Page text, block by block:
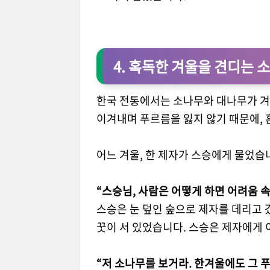
4. 혹독한 겨울을 견디는
한국 전통에서는 소나무와 대나무가
이겨내며 푸르름을 잃지 않기 때문에,
어느 겨울, 한 제자가 스승에게 물었습
“스승님, 사람은 어떻게 하면 어려움
스승은 눈 덮인 숲으로 제자를 데리고
꿋이 서 있었습니다. 스승은 제자에게
“저 소나무를 보거라. 한겨울에도 그